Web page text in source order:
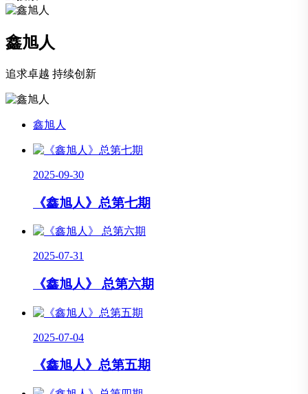
鑫旭人
追求卓越 持续创新
鑫旭人
2025-09-30
《鑫旭人》总第七期
2025-07-31
《鑫旭人》 总第六期
2025-07-04
《鑫旭人》总第五期